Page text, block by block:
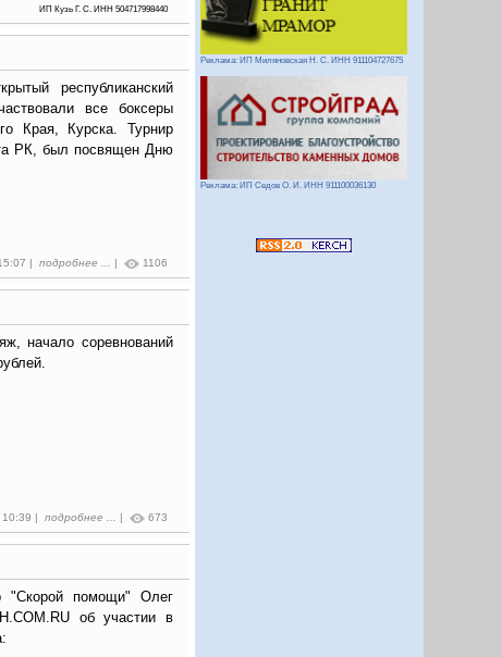
ИП Кузь Г. С. ИНН 504717998440
республиканский
все боксеры
Края, Курска. Турнир
РК, был посвящен Дню
| подробнее ... | 1106
начало соревнований
10:39 | подробнее ... | 673
"Скорой помощи" Олег
об участии в
Реклама: ИП Миляновская Н. С. ИНН 911104727675
Реклама: ИП Седов О. И. ИНН 911100036130